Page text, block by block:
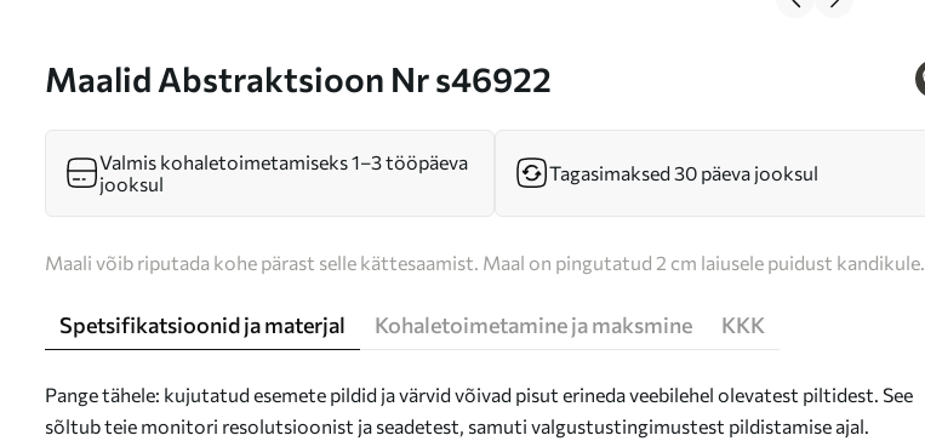
Maalid Abstraktsioon Nr s46922
Valmis kohaletoimetamiseks 1–3 tööpäeva
jooksul
Tagasimaksed 30 päeva jooksul
Maali võib riputada kohe pärast selle kättesaamist. Maal on pingutatud 2 cm laiusele puidust kandikule.
Spetsifikatsioonid ja materjal Kohaletoimetamine ja maksmine KKK
Pange tähele: kujutatud esemete pildid ja värvid võivad pisut erineda veebilehel olevatest piltidest. See
sõltub teie monitori resolutsioonist ja seadetest, samuti valgustustingimustest pildistamise ajal.